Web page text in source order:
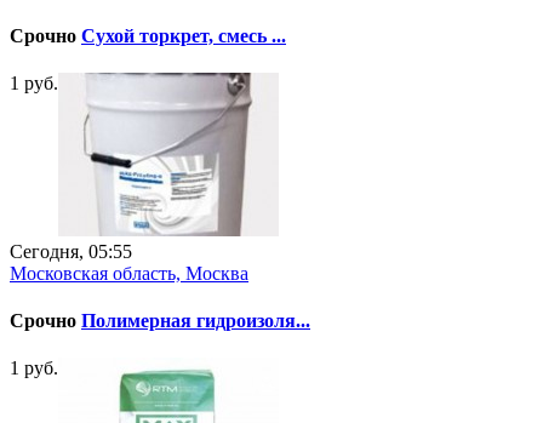
Срочно Сухой торкрет, смесь ...
1 руб.
Сегодня, 05:55
Московская область, Москва
Срочно Полимерная гидроизоля...
1 руб.